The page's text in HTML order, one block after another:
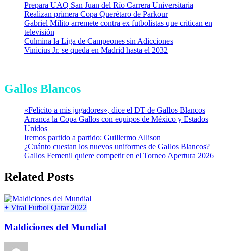
Prepara UAQ San Juan del Río Carrera Universitaria
Realizan primera Copa Querétaro de Parkour
Gabriel Milito arremete contra ex futbolistas que critican en
televisión
Culmina la Liga de Campeones sin Adicciones
Vinicius Jr. se queda en Madrid hasta el 2032
Gallos Blancos
«Felicito a mis jugadores», dice el DT de Gallos Blancos
Arranca la Copa Gallos con equipos de México y Estados
Unidos
Iremos partido a partido: Guillermo Allison
¿Cuánto cuestan los nuevos uniformes de Gallos Blancos?
Gallos Femenil quiere competir en el Torneo Apertura 2026
Related Posts
+ Viral Futbol Qatar 2022
Maldiciones del Mundial